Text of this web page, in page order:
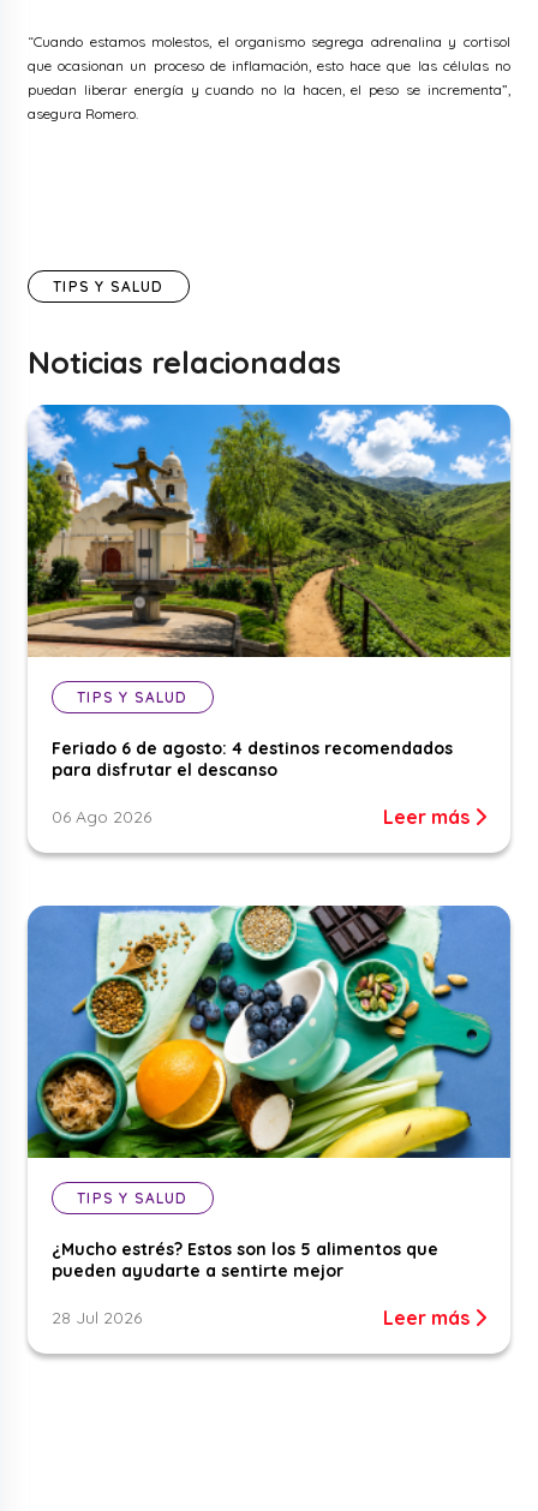
“Cuando estamos molestos, el organismo segrega adrenalina y cortisol
que ocasionan un proceso de inflamación, esto hace que las células no
puedan liberar energía y cuando no la hacen, el peso se incrementa”,
asegura Romero.
TIPS Y SALUD
Noticias relacionadas
TIPS Y SALUD
Feriado 6 de agosto: 4 destinos recomendados
para disfrutar el descanso
06 Ago 2026 Leer más
TIPS Y SALUD
¿Mucho estrés? Estos son los 5 alimentos que
pueden ayudarte a sentirte mejor
28 Jul 2026 Leer más